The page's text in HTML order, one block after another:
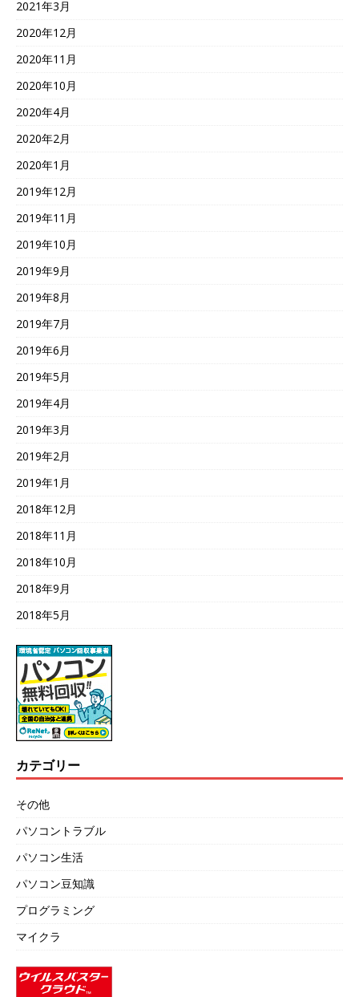
2021年3月
2020年12月
2020年11月
2020年10月
2020年4月
2020年2月
2020年1月
2019年12月
2019年11月
2019年10月
2019年9月
2019年8月
2019年7月
2019年6月
2019年5月
2019年4月
2019年3月
2019年2月
2019年1月
2018年12月
2018年11月
2018年10月
2018年9月
2018年5月
カテゴリー
その他
パソコントラブル
パソコン生活
パソコン豆知識
プログラミング
マイクラ